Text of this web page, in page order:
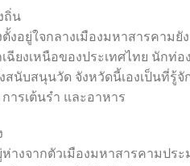
ถิ่น
งอยู่ใจกลางเมืองมหาสารคาม
ฉียงเหนือของประเทศไทย นัก
สนับสนุนวัด จังหวัดนี้เองเป็นที่รู้
ารเต้นรำ และอาหาร
างจากตัวเมืองมหาสารคามปร